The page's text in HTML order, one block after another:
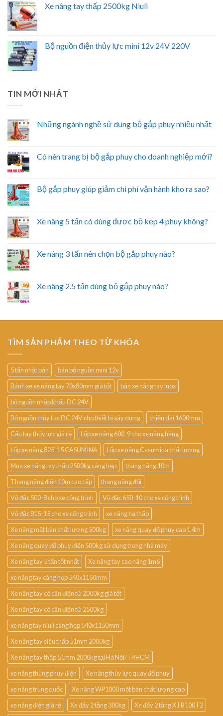
Xe nâng tay thấp 2500kg Niuli
Bộ nguồn điện thủy lực mini 12v 24V 220V
TIN MỚI NHẤT
Những ngành nghề sử dụng bộ gắp phuy nhiều nhất
Có nên trang bị bộ gắp phuy cho doanh nghiệp mới?
Bộ gắp phuy giúp giảm chi phí vận hành kho ra sao?
Xe nâng 5 tấn có dùng được bộ kẹp 4 phuy không?
Xe nâng 3 tấn nên chọn bộ gắp phuy nào?
Xe nâng 2.5 tấn dùng bộ gắp phuy nào?
TÌM SẢN PHẨM THEO TỪ KHÓA
5 tấn nhật bản
bán bộ nguồn mini 12v
Bánh xe xe nâng tay 70x80mm giá tốt
bán xe nâng tay inox
bộ nguồn nhập khẩu DC 24V
Bộ nguồn thủy lực DC 24V cho thiết bị xây dựng
chiều dài 1600mm
Cẩu tay thủy lực giá rẻ
Lốp xe nâng 600-9 cho xe nâng hàng
Lốp xe nâng 825-15 CASUMINA
Lốp xe nâng Casumina chất lượng
Mua xe nâng tay thấp 2500kg càng hẹp
thang nâng 10m
Thang nâng điện 10m cao cấp
thang nâng đôi
Vỏ đặc 500-8 cho xe công trình
Vỏ đặc 650-10 cho xe công trình
Vỏ đặc 815-15 cho xe công trình
xe nâng hạ thấp
Xe nâng mặt bàn chất lượng 500kg
xe nâng quay đổ phuy cao 1.4m
Xe nâng quay đổ phuy điện 500kg sử dụng trong nhà máy
Xe nâng tay 5 tấn tốt nhất
Xe nâng tay cao nâng 1m6
xe nâng tay càng hẹp 540x1150mm
Xe nâng tay có cân điện tử 2000kg giá tốt
Xe nâng tay có cân điện tử 2500kg
xe nâng tay niuli càng hẹp 540x1150mm
Xe nâng tay siêu thấp 51mm 2000kg
Xe nâng tay thấp 51mm 2000kg tại Hà Nội/TP.HCM
xe nâng thùng phuy điện
Xe nâng thủy lực quay đổ phuy
xe nâng trung quốc
Xe nâng WP1000 mặt bàn chất lượng cao
xe nâng điện giá rẻ
Xe đẩy 2 tầng 300kg
Xe đẩy 2 tầng XTB100T2